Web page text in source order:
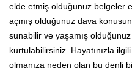
elde etmiş olduğunuz belgeler
açmış olduğunuz dava
sunabilir ve yaşamış
kurtulabilirsiniz. Hayatınızla
olmanıza neden olan bu denli